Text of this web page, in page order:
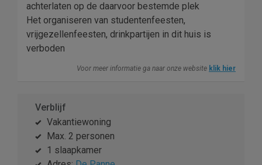
achterlaten op de daarvoor bestemde plek
Het organiseren van studentenfeesten,
vrijgezellenfeesten, drinkpartijen in dit huis is
verboden
Voor meer informatie ga naar onze website klik hier
Verblijf
Vakantiewoning
Max. 2 personen
1 slaapkamer